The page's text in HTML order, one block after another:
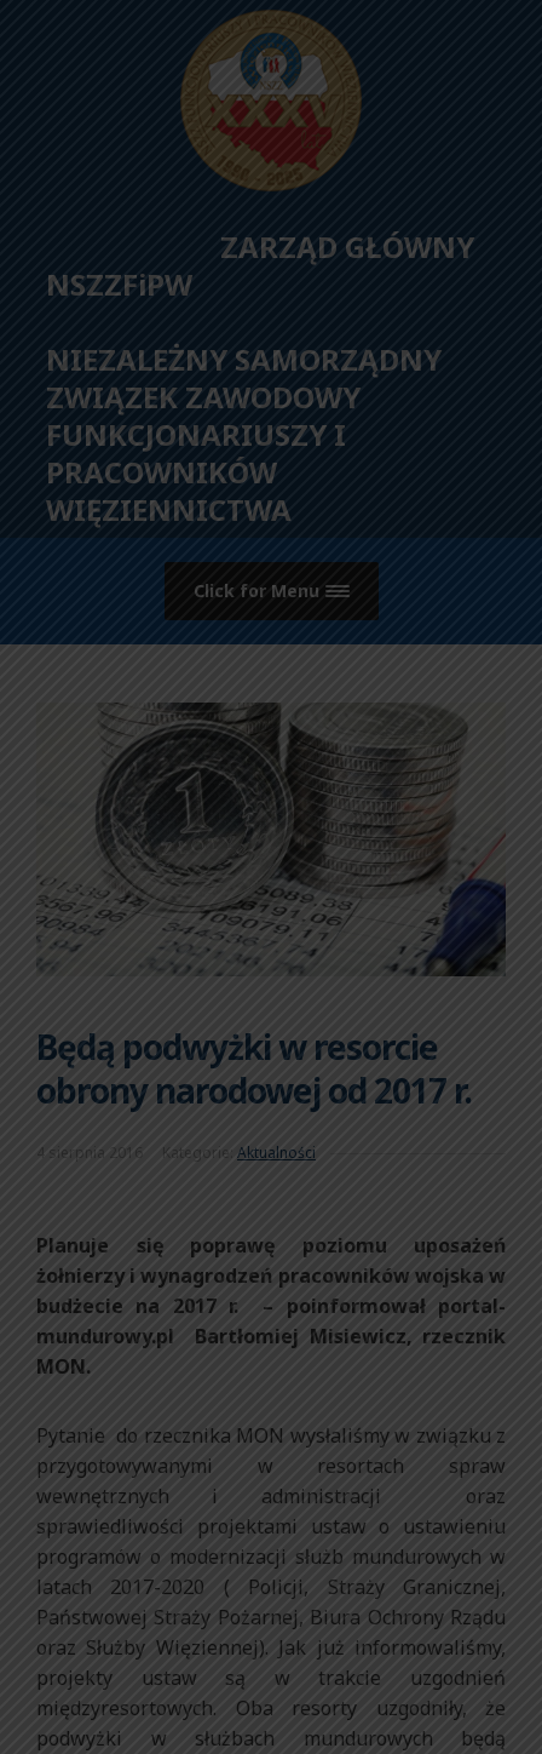
ZARZĄD GŁÓWNY
NSZZFiPW
NIEZALEŻNY SAMORZĄDNY
ZWIĄZEK ZAWODOWY
FUNKCJONARIUSZY I
PRACOWNIKÓW
WIĘZIENNICTWA
Click for Menu
Będą podwyżki w resorcie
obrony narodowej od 2017 r.
4 sierpnia 2016 Kategorie: Aktualności
Planuje się poprawę poziomu uposażeń
żołnierzy i wynagrodzeń pracowników wojska w
budżecie na 2017 r. – poinformował portal-
mundurowy.pl Bartłomiej Misiewicz, rzecznik
MON.
Pytanie do rzecznika MON wysłaliśmy w związku z
przygotowywanymi w resortach spraw
wewnętrznych i administracji oraz
sprawiedliwości projektami ustaw o ustawieniu
programów o modernizacji służb mundurowych w
latach 2017-2020 ( Policji, Straży Granicznej,
Państwowej Straży Pożarnej, Biura Ochrony Rządu
oraz Służby Więziennej). Jak już informowaliśmy,
projekty ustaw są w trakcie uzgodnień
międzyresortowych. Oba resorty uzgodniły, że
podwyżki w służbach mundurowych będą